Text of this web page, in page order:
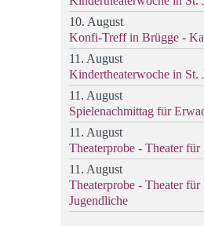
10. August
Konfi-Treff in Brügge -
11. August
Kindertheaterwoche in St.
11. August
Spielenachmittag für
11. August
Theaterprobe - Theater für
11. August
Theaterprobe - Theater
Jugendliche